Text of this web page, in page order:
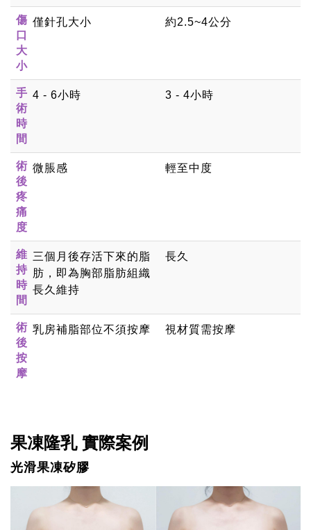
傷
口
大
小
僅針孔大小 約2.5~4公分
手
術
時
間
4 - 6小時 3 - 4小時
術
後
疼
痛
度
微脹感 輕至中度
維
持
時
間
三個月後存活下來的脂
肪，即為胸部脂肪組織
長久維持
長久
術
後
按
摩
乳房補脂部位不須按摩 視材質需按摩
果凍隆乳 實際案例
光滑果凍矽膠